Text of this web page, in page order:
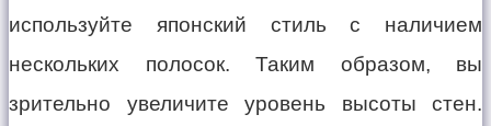
используйте японский стиль с наличием
нескольких полосок. Таким образом, вы
зрительно увеличите уровень высоты стен.